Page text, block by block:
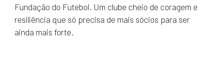
Fundação do Futebol. Um clube cheio de coragem e
resiliência que só precisa de mais sócios para ser
ainda mais forte.